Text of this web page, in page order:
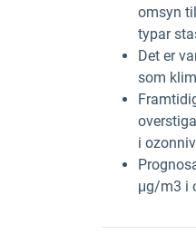
omsyn
typar
Det er
som
i
μg/m3 i